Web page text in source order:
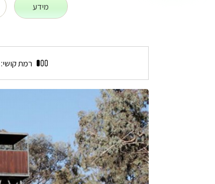
מידע
רמת קושי: